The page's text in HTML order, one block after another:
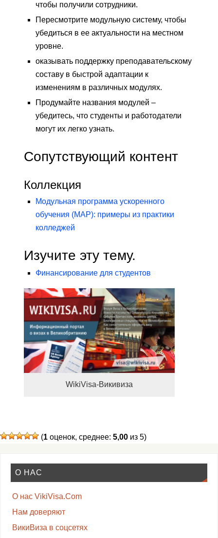
чтобы получили сотрудники.
Пересмотрите модульную систему, чтобы
убедиться в ее актуальности на местном
уровне.
оказывать поддержку преподавательскому
составу в быстрой адаптации к
изменениям в различных модулях.
Продумайте названия модулей –
убедитесь, что студенты и работодатели
могут их легко узнать.
Сопутствующий контент
Коллекция
Модульная программа ускоренного
обучения (MAP): примеры из практики
колледжей
Изучите эту тему.
Финансирование для студентов
WikiVisa-Викивиза
(1 оценок, среднее: 5,00 из 5)
О НАС
О нас VikiVisa.Com
Нам доверяют
ВикиВиза в соцсетях